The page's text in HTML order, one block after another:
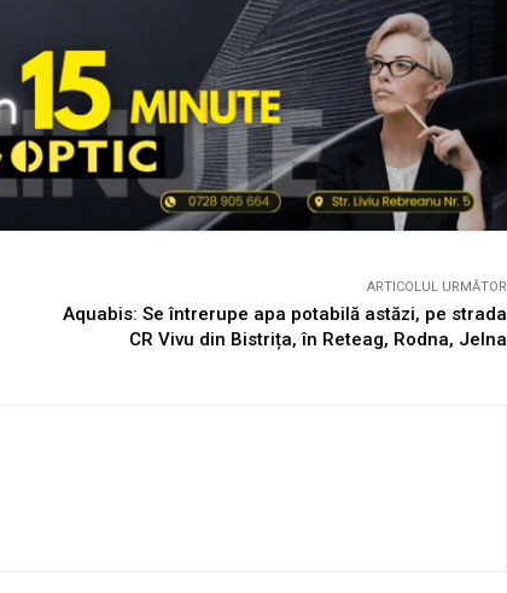
ARTICOLUL URMĂTOR
Aquabis: Se întrerupe apa potabilă astăzi, pe strada
CR Vivu din Bistrița, în Reteag, Rodna, Jelna